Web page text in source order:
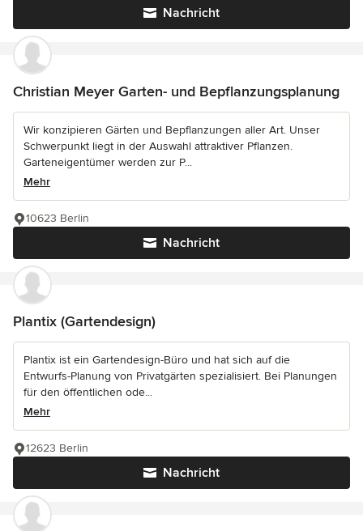
Nachricht
Christian Meyer Garten- und Bepflanzungsplanung
Wir konzipieren Gärten und Bepflanzungen aller Art. Unser
Schwerpunkt liegt in der Auswahl attraktiver Pflanzen.
Garteneigentümer werden zur P...
Mehr
Nachricht
10623 Berlin
Plantix (Gartendesign)
Plantix ist ein Gartendesign-Büro und hat sich auf die
Entwurfs-Planung von Privatgärten spezialisiert. Bei Planungen
für den öffentlichen ode...
Mehr
Nachricht
12623 Berlin